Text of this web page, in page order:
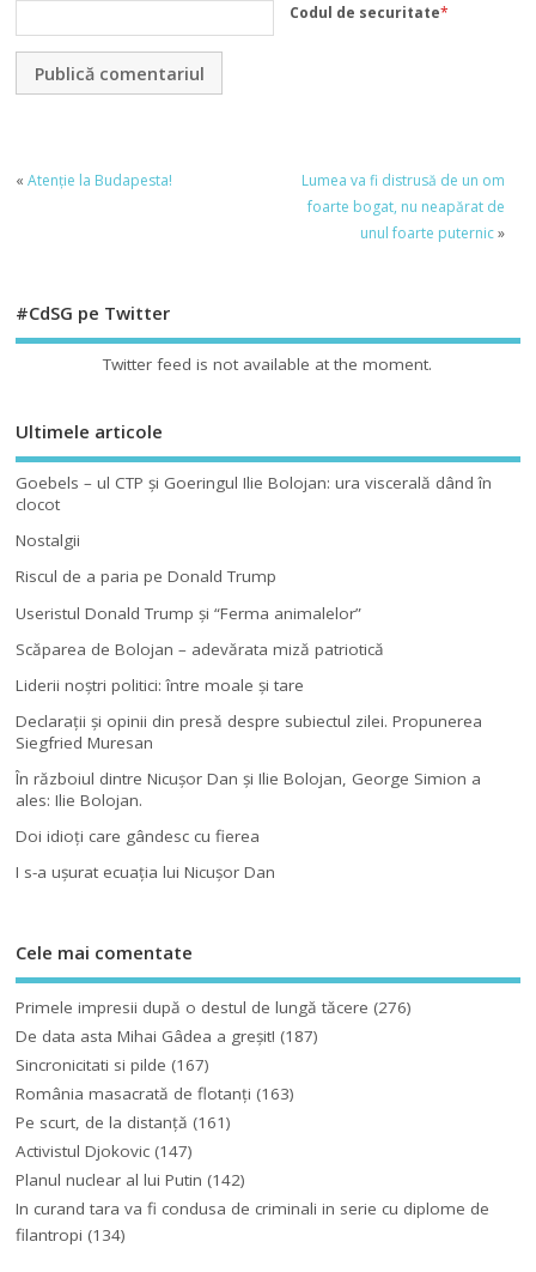
Codul de securitate*
«Atenţie la Budapesta!
Lumea va fi distrusă de un om
foarte bogat, nu neapărat de
unul foarte puternic»
#CdSG pe Twitter
Twitter feed is not available at the moment.
Ultimele articole
Goebels – ul CTP şi Goeringul Ilie Bolojan: ura viscerală dând în
clocot
Nostalgii
Riscul de a paria pe Donald Trump
Useristul Donald Trump şi “Ferma animalelor”
Scăparea de Bolojan – adevărata miză patriotică
Liderii noştri politici: între moale şi tare
Declaraţii şi opinii din presă despre subiectul zilei. Propunerea
Siegfried Muresan
În războiul dintre Nicuşor Dan şi Ilie Bolojan, George Simion a
ales: Ilie Bolojan.
Doi idioţi care gândesc cu fierea
I s-a uşurat ecuaţia lui Nicuşor Dan
Cele mai comentate
Primele impresii după o destul de lungă tăcere (276)
De data asta Mihai Gâdea a greşit! (187)
Sincronicitati si pilde (167)
România masacrată de flotanţi (163)
Pe scurt, de la distanță (161)
Activistul Djokovic (147)
Planul nuclear al lui Putin (142)
In curand tara va fi condusa de criminali in serie cu diplome de
filantropi (134)